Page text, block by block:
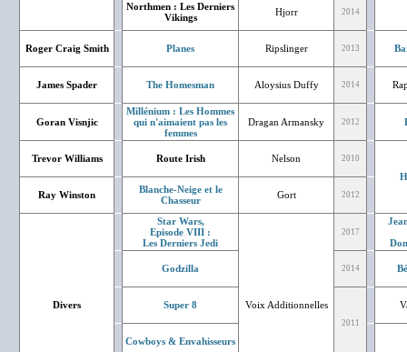
Northmen : Les Derniers
Vikings
Hjorr 2014
Roger Craig Smith Planes Ripslinger 2013
James Spader The Homesman Aloysius Duffy 2014
Goran Visnjic
Millénium : Les Hommes
qui n'aimaient pas les
femmes
Dragan Armansky 2012
Trevor Williams Route Irish Nelson 2010
Ray Winston
Blanche-Neige et le
Chasseur
Gort 2012
Divers
Star Wars,
Episode VIII :
Les Derniers Jedi
Voix Additionnelles
2017
Godzilla 2014
Super 8
2011
Cowboys & Envahisseurs